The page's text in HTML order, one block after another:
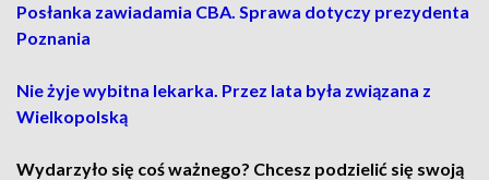
Posłanka zawiadamia CBA. Sprawa dotyczy prezydenta
Poznania
Nie żyje wybitna lekarka. Przez lata była związana z
Wielkopolską
Wydarzyło się coś ważnego? Chcesz podzielić się swoją